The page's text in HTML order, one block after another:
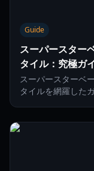
Guide
スーパースター
タイル：究極ガ
スーパースターベ
タイルを網羅した